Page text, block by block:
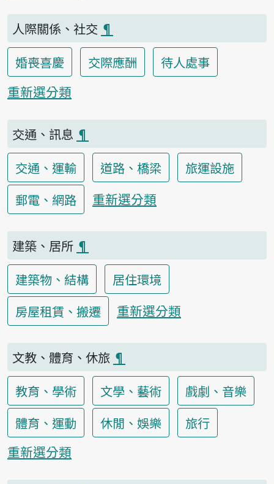
人際關係、社交 ¶
婚喪喜慶
交際應酬
待人處事
重新選分類
交通、訊息 ¶
交通、運輸
道路、橋梁
旅運設施
郵電、網路
重新選分類
建築、居所 ¶
建築物、結構
居住環境
房屋租賃、搬遷
重新選分類
文教、體育、休旅 ¶
教育、學術
文學、藝術
戲劇、音樂
體育、運動
休閒、娛樂
旅行
重新選分類